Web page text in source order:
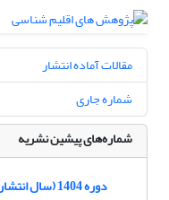
مقالات آماده انتشار
شماره جاری
شماره‌های پیشین نشریه
دوره 1404 (سال انتشار 1404)